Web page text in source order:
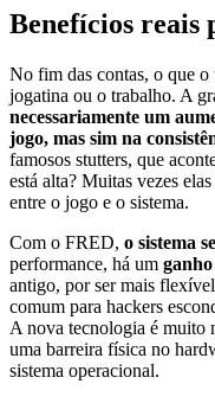
Benefícios reais
No fim das contas, o que o
jogatina ou o trabalho. A
necessariamente um
jogo, mas sim na
famosos stutters, que
está alta? Muitas vezes
entre o jogo e o sistema.
Com o FRED, o sistema
performance, há um
antigo, por ser mais
comum para hackers
A nova tecnologia é muito
uma barreira física no
sistema operacional.